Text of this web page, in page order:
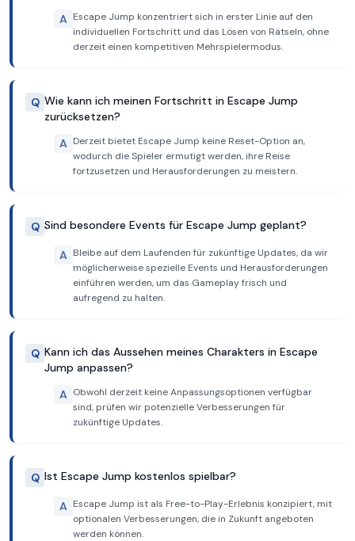
A Escape Jump konzentriert sich in erster Linie auf den
individuellen Fortschritt und das Lösen von Rätseln, ohne
derzeit einen kompetitiven Mehrspielermodus.
Q Wie kann ich meinen Fortschritt in Escape Jump
zurücksetzen?
A Derzeit bietet Escape Jump keine Reset-Option an,
wodurch die Spieler ermutigt werden, ihre Reise
fortzusetzen und Herausforderungen zu meistern.
Q Sind besondere Events für Escape Jump geplant?
A Bleibe auf dem Laufenden für zukünftige Updates, da wir
möglicherweise spezielle Events und Herausforderungen
einführen werden, um das Gameplay frisch und
aufregend zu halten.
Q Kann ich das Aussehen meines Charakters in Escape
Jump anpassen?
A Obwohl derzeit keine Anpassungsoptionen verfügbar
sind, prüfen wir potenzielle Verbesserungen für
zukünftige Updates.
Q Ist Escape Jump kostenlos spielbar?
A Escape Jump ist als Free-to-Play-Erlebnis konzipiert, mit
optionalen Verbesserungen, die in Zukunft angeboten
werden können.